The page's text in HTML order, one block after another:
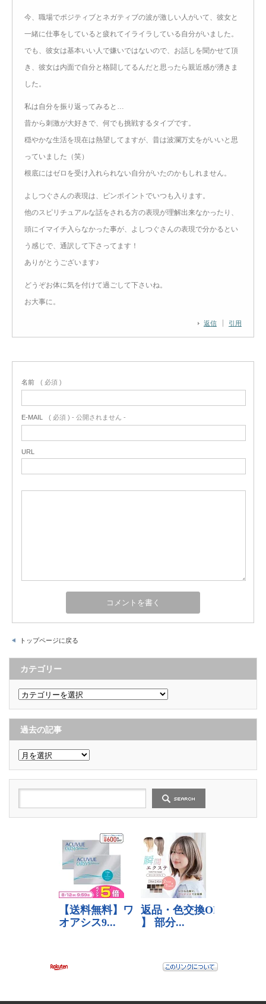
返信 引用
今、職場でポジティブとネガティブの波が激しい人がいて、彼女と
一緒に仕事をしていると疲れてイライラしている自分がいました。
でも、彼女は基本いい人で嫌いではないので、お話しを聞かせて頂
き、彼女は内面で自分と格闘してるんだと思ったら親近感が湧きま
した。
私は自分を振り返ってみると…
昔から刺激が大好きで、何でも挑戦するタイプです。
穏やかな生活を現在は熱望してますが、昔は波瀾万丈をがいいと思
っていました（笑）
根底にはゼロを受け入れられない自分がいたのかもしれません。
よしつぐさんの表現は、ピンポイントでいつも入ります。
他のスピリチュアルな話をされる方の表現が理解出来なかったり、
頭にイマイチ入らなかった事が、よしつぐさんの表現で分かるとい
う感じで、通訳して下さってます！
ありがとうございます♪
どうぞお体に気を付けて過ごして下さいね。
お大事に。
名前 ( 必須 )
E-MAIL ( 必須 ) - 公開されません -
URL
トップページに戻る
カテゴリー
カ
テ
ゴ
リ
ー
過去の記事
過
去
の
記
事